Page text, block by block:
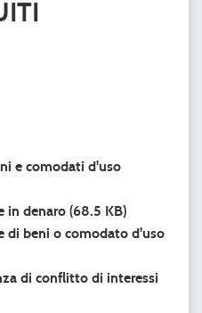
e comodati d'uso
in denaro (68.5 KB)
di beni o comodato d'uso
di conflitto di interessi